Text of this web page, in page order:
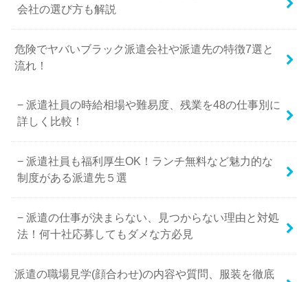
会社の選び方も解説
危険でヤバいブラック派遣会社や派遣先の特徴7選と
流れ！
派遣社員の時給相場や難易度、残業を48の仕事別に
詳しく比較！
派遣社員も福利厚生OK！ランチ無料など魅力的な
制度がある派遣先５選
派遣の仕事が決まらない、見つからない理由と対処
法！何十社応募してもダメな方必見
派遣の職場見学(顔合わせ)の内容や質問、服装を徹底